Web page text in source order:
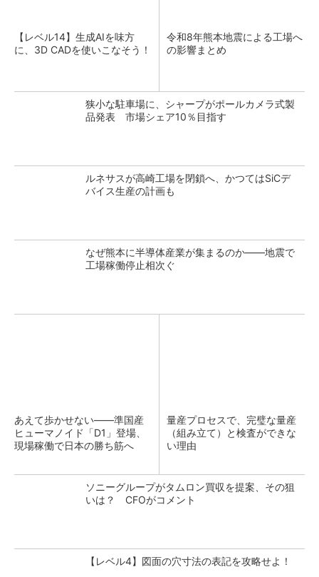
【レベル14】生成AIを味方
に、3D CADを使いこなそう！
令和8年熊本地震による工場へ
の影響まとめ
狭小な駐車場に、シャープがポールカメラ式製
品発表 市場シェア10％目指す
ルネサスが高崎工場を閉鎖へ、かつてはSiCデ
バイス生産の計画も
なぜ熊本に半導体産業が集まるのか――地震で
工場稼働停止相次ぐ
あえて歩かせない――準国産
ヒューマノイド「D1」登場、
現場稼働で日本の勝ち筋へ
量産プロセスで、完璧な量産
（組み立て）と検査ができな
い理由
ソニーグループがタムロン買収を提案、その狙
いは？ CFOがコメント
【レベル4】図面の穴寸法の表記を攻略せよ！